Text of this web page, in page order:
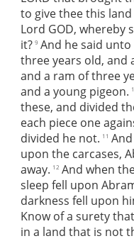
to give thee this
Lord GOD, whereby
it? 9 And he said
three years old, and
and a ram of three
and a young pigeon.
these, and divided
each piece one
divided he not. 11
upon the carcases,
away. 12 And when
sleep fell upon
darkness fell upon
Know of a surety
in a land that is not